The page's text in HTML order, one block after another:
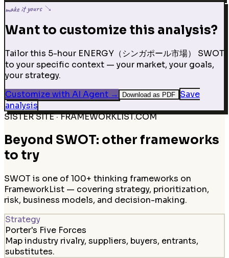
make it yours ↘
Want to customize this analysis?
Tailor this 5-hour ENERGY（シンガポール市場） SWOT
to your specific context — your market, your goals,
your strategy.
Customize with AI Agent→ Download as PDF
Save
analysis
SISTER SITE · FRAMEWORKLIST.COM
Beyond SWOT: other frameworks
to try
SWOT is one of 100+ thinking frameworks on
FrameworkList — covering strategy, prioritization,
risk, business models, and decision-making.
Strategy
Porter's Five Forces
Map industry rivalry, suppliers, buyers, entrants,
substitutes.